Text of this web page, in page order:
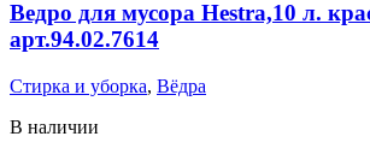
Ведро для мусора Hestra,10 л.
арт.94.02.7614
Стирка и уборка, Вёдра
В наличии